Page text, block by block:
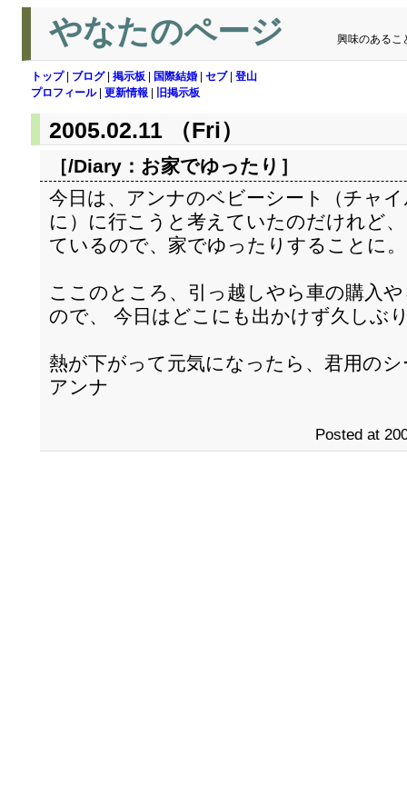
やなたのページ 興味のあるこ
トップ| ブログ| 掲示板 国際結婚 セブ| 登山
プロフィール| 更新情報 旧掲示板
2005.02.11 （Fri）
［/Diary： お家でゆったり ］
今日は、アンナのベビーシート（チャ
に）に行こうと考えていたのだけれど
ているので、家でゆったりすることに。
ここのところ、引っ越しやら車の購入
ので、 今日はどこにも出かけず久しぶ
熱が下がって元気になったら、君用の
アンナ
Posted at